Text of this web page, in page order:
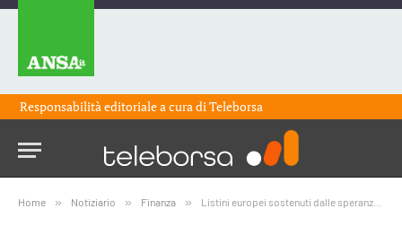
Responsabilità editoriale a cura diTeleborsa
Home » Notiziario » Finanza » Listini europei sostenuti dalle speranze di pace in Medio Oriente, a Piazza Affari bene banche e lusso